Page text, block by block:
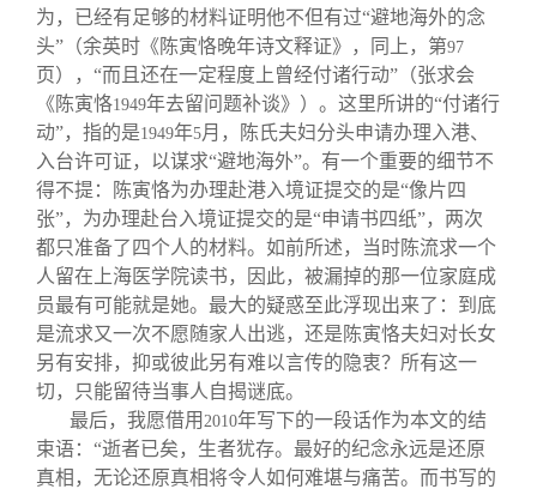
为，已经有足够的材料证明他不但有过“避地海外的念
头”（余英时《陈寅恪晚年诗文释证》，同上，第97
页），“而且还在一定程度上曾经付诸行动”（张求会
《陈寅恪1949年去留问题补谈》）。这里所讲的“付诸行
动”，指的是1949年5月，陈氏夫妇分头申请办理入港、
入台许可证，以谋求“避地海外”。有一个重要的细节不
得不提：陈寅恪为办理赴港入境证提交的是“像片四
张”，为办理赴台入境证提交的是“申请书四纸”，两次
都只准备了四个人的材料。如前所述，当时陈流求一个
人留在上海医学院读书，因此，被漏掉的那一位家庭成
员最有可能就是她。最大的疑惑至此浮现出来了：到底
是流求又一次不愿随家人出逃，还是陈寅恪夫妇对长女
另有安排，抑或彼此另有难以言传的隐衷？所有这一
切，只能留待当事人自揭谜底。
最后，我愿借用 2010年写下的一段话作为本文的结
束语：“逝者已矣，生者犹存。最好的纪念永远是还原
真相，无论还原真相将令人如何难堪与痛苦。而书写的